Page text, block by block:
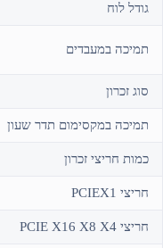
גודל לוח
תמיכה במעבדים
סוג זכרון
תמיכה במקסימום תדר שעון
כמות חריצי זכרון
חריצי PCIEX1
חריצי PCIE X16 X8 X4